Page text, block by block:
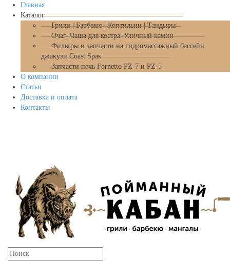
Главная
Каталог
Грили | Барбекю | Коптильни | Тандыры
Очаг| Чаша для костра| Уличный камин
Фильтры и запчасти на гидромассажный бассейн
джакузи Coast Spas
Запчасти печь Fornetto PZ-7 и PZ-5
О компании
Статьи
Доставка и оплата
Контакты